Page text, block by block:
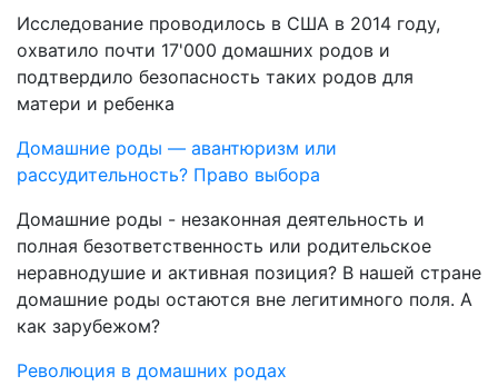
Исследование проводилось в США в 2014 году,
охватило почти 17'000 домашних родов и
подтвердило безопасность таких родов для
матери и ребенка
Домашние роды — авантюризм или
рассудительность? Право выбора
Домашние роды - незаконная деятельность и
полная безответственность или родительское
неравнодушие и активная позиция? В нашей стране
домашние роды остаются вне легитимного поля. А
как зарубежом?
Революция в домашних родах